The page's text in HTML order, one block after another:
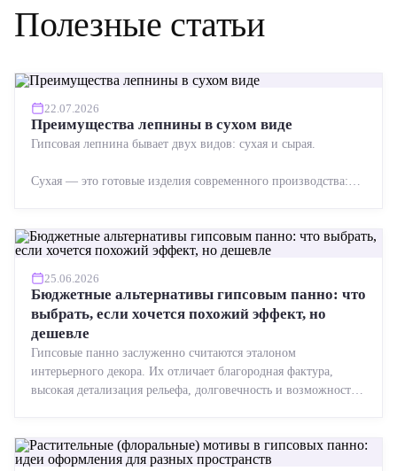
Полезные статьи
22.07.2026
Преимущества лепнины в сухом виде
Гипсовая лепнина бывает двух видов: сухая и сырая.
Сухая — это готовые изделия современного производства:
25.06.2026
Бюджетные альтернативы гипсовым панно: что
выбрать, если хочется похожий эффект, но
дешевле
Гипсовые панно заслуженно считаются эталоном
интерьерного декора. Их отличает благородная фактура,
высокая детализация рельефа, долговечность и возможность